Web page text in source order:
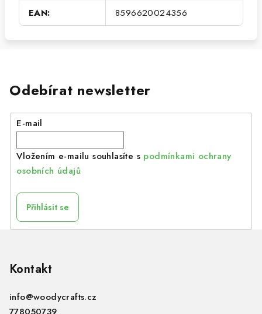
EAN: 8596620024356
Odebírat newsletter
E-mail
Vložením e-mailu souhlasíte s podmínkami ochrany
osobních údajů
Přihlásit se
Kontakt
info@woodycrafts.cz
778050739